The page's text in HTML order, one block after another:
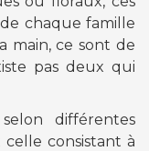
chaque famille
main, ce sont de
pas deux qui
différentes
consistant à